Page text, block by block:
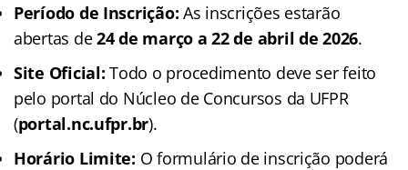
Período de Inscrição: As inscrições estarão
abertas de24 de março a 22 de abril de 2026.
Site Oficial: Todo o procedimento deve ser feito
pelo portal do Núcleo de Concursos da UFPR
(portal.nc.ufpr.br).
Horário Limite: O formulário de inscrição poderá